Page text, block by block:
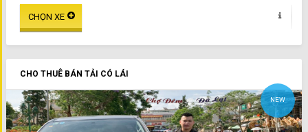
CHO THUÊ BÁN TẢI CÓ LÁI
NEW